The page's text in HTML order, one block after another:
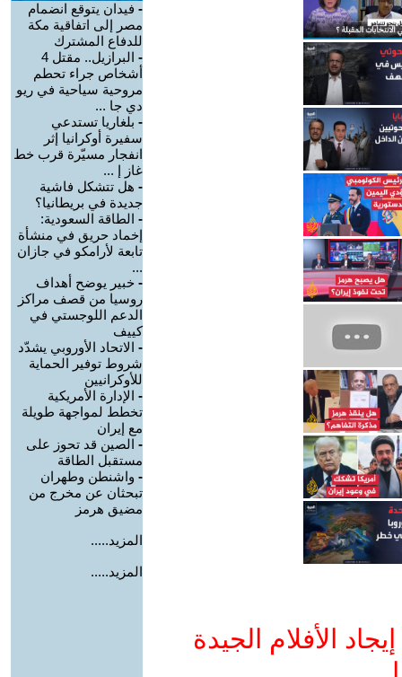
الأفلام الجيدة
- فيدان يتوقع انضمام
مصر إلى اتفاقية مكة
للدفاع المشترك
-
البرازيل.. مقتل 4
أشخاص جراء تحطم
مروحية سياحية في ريو
دي جا ...
- بلغاريا تستدعي
سفيرة أوكرانيا إثر
انفجار مسيّرة قرب خط
غاز إ ...
- هل تتشكل فاشية
جديدة في بريطانيا؟
- الطاقة السعودية:
إخماد حريق في منشأة
تابعة لأرامكو في جازان
...
- خبير يوضح أهداف
روسيا من قصف مراكز
الدعم اللوجستي في
كييف
- الاتحاد الأوروبي يشدّد
شروط توفير الحماية
للأوكرانيين
- الإدارة الأمريكية
تخطط لمواجهة طويلة
مع إيران
- الصين قد تحوز على
مستقبل الطاقة
- واشنطن وطهران
تبحثان عن مخرج من
مضيق هرمز
المزيد.....
المزيد.....